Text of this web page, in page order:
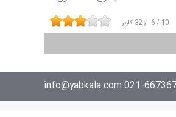
6 / 10 از32 کاربر